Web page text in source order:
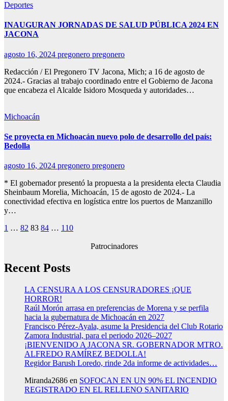
Deportes
INAUGURAN JORNADAS DE SALUD PÚBLICA 2024 EN
JACONA
agosto 16, 2024 pregonero pregonero
Redacción / El Pregonero TV Jacona, Mich; a 16 de agosto de
2024.- Gracias al trabajo coordinado entre el Gobierno de Jacona
que encabeza el Alcalde Isidoro Mosqueda y autoridades…
Michoacán
Se proyecta en Michoacán nuevo polo de desarrollo del país:
Bedolla
agosto 16, 2024 pregonero pregonero
* El gobernador presentó la propuesta a la presidenta electa Claudia
Sheinbaum Morelia, Michoacán, 15 de agosto de 2024.- La
conectividad efectiva en logística entre los puertos de Manzanillo
y…
Paginación
1 … 82 83 84 … 110
Patrocinadores
Recent Posts
LA CENSURA A LOS CENSURADORES ¡QUE
HORROR!
Raúl Morón arrasa en preferencias de Morena y se perfila
hacia la gubernatura de Michoacán en 2027
Francisco Pérez-Ayala, asume la Presidencia del Club Rotario
Zamora Industrial, para el periodo 2026–2027
¡BIENVENIDO A JACONA SR. GOBERNADOR MTRO.
ALFREDO RAMÍREZ BEDOLLA!
Regidor Barush Loredo, rinde 2da informe de actividades…
Miranda2686 en SOFOCAN EN UN 90% EL INCENDIO
REGISTRADO EN EL RELLENO SANITARIO